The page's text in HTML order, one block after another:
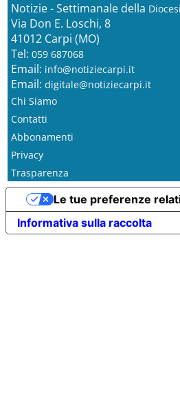
Notizie - Settimanale della
Via Don E. Loschi, 8
41012 Carpi (MO)
Tel: 059 687068
Email: info@notiziecarpi.it
Email: digitale@notiziecarpi.it
Chi Siamo
Contatti
Abbonamenti
Privacy
Trasparenza
Informativa sulla raccolta
Le tue preferenze